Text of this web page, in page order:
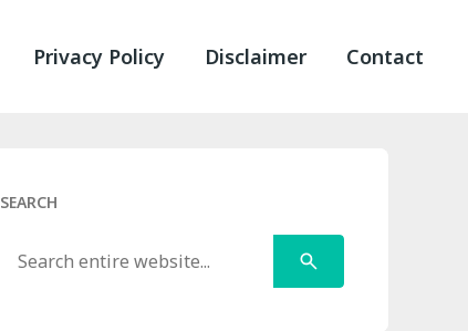
Privacy Policy Disclaimer Contact
SEARCH